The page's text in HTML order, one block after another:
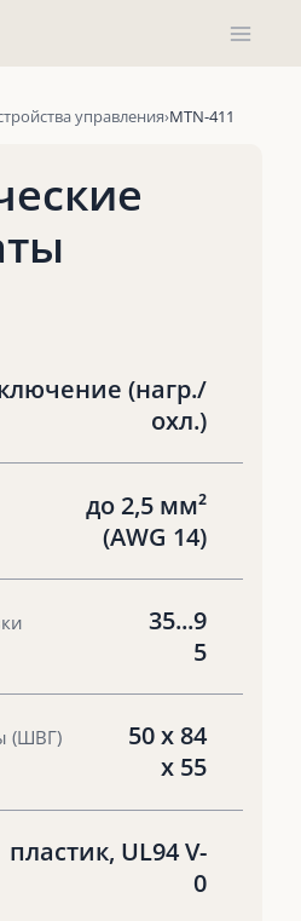
управления MTN-411
(нагр./
охл.)
до 2,5 мм²
(AWG 14)
35...9
5
(ШВГ)
50 x 84
x 55
пластик, UL94 V-
0